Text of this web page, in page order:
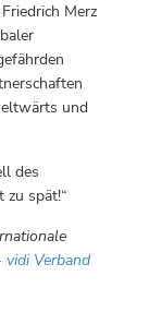
Merz
und
des
zu spät!“
vidi Verband